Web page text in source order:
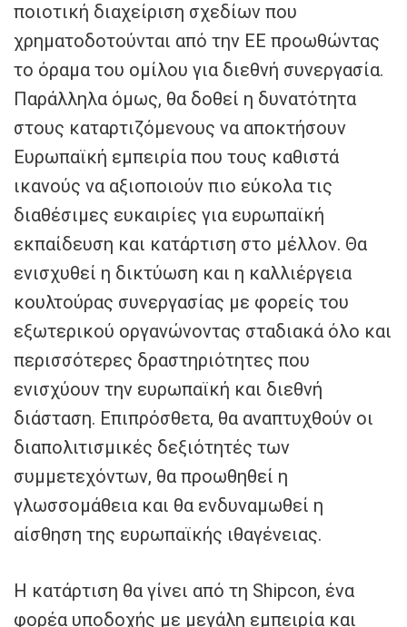
ποιοτική διαχείριση σχεδίων που
χρηματοδοτούνται από την ΕΕ προωθώντας
το όραμα του ομίλου για διεθνή συνεργασία.
Παράλληλα όμως, θα δοθεί η δυνατότητα
στους καταρτιζόμενους να αποκτήσουν
Ευρωπαϊκή εμπειρία που τους καθιστά
ικανούς να αξιοποιούν πιο εύκολα τις
διαθέσιμες ευκαιρίες για ευρωπαϊκή
εκπαίδευση και κατάρτιση στο μέλλον. Θα
ενισχυθεί η δικτύωση και η καλλιέργεια
κουλτούρας συνεργασίας με φορείς του
εξωτερικού οργανώνοντας σταδιακά όλο και
περισσότερες δραστηριότητες που
ενισχύουν την ευρωπαϊκή και διεθνή
διάσταση. Επιπρόσθετα, θα αναπτυχθούν οι
διαπολιτισμικές δεξιότητές των
συμμετεχόντων, θα προωθηθεί η
γλωσσομάθεια και θα ενδυναμωθεί η
αίσθηση της ευρωπαϊκής ιθαγένειας.
Η κατάρτιση θα γίνει από τη Shipcon, ένα
φορέα υποδοχής με μεγάλη εμπειρία και